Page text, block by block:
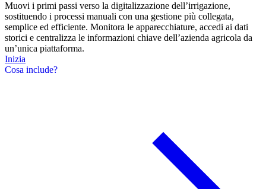
Muovi i primi passi verso la digitalizzazione dell’irrigazione,
sostituendo i processi manuali con una gestione più collegata,
semplice ed efficiente. Monitora le apparecchiature, accedi ai dati
storici e centralizza le informazioni chiave dell’azienda agricola da
un’unica piattaforma.
Inizia
Cosa include?